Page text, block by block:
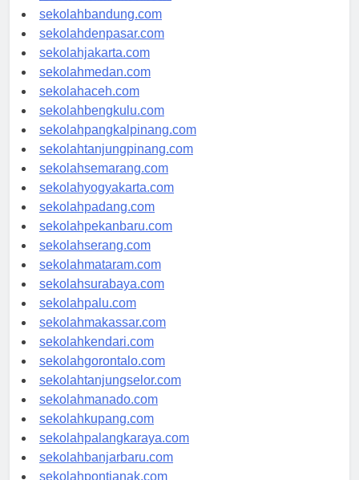
sekolahsamarinda.com
sekolahbandung.com
sekolahdenpasar.com
sekolahjakarta.com
sekolahmedan.com
sekolahaceh.com
sekolahbengkulu.com
sekolahpangkalpinang.com
sekolahtanjungpinang.com
sekolahsemarang.com
sekolahyogyakarta.com
sekolahpadang.com
sekolahpekanbaru.com
sekolahserang.com
sekolahmataram.com
sekolahsurabaya.com
sekolahpalu.com
sekolahmakassar.com
sekolahkendari.com
sekolahgorontalo.com
sekolahtanjungselor.com
sekolahmanado.com
sekolahkupang.com
sekolahpalangkaraya.com
sekolahbanjarbaru.com